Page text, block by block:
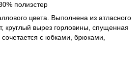
полиэстер
цвета. Выполнена из атласного
круглый вырез горловины, спущенная
с юбками, брюками,